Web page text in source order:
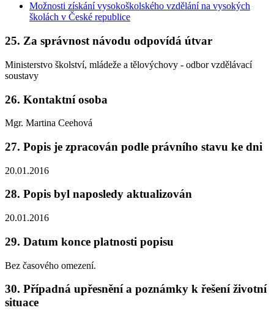
Možnosti získání vysokoškolského vzdělání na vysokých
školách v České republice
25. Za správnost návodu odpovídá útvar
Ministerstvo školství, mládeže a tělovýchovy - odbor vzdělávací
soustavy
26. Kontaktní osoba
Mgr. Martina Ceehová
27. Popis je zpracován podle právního stavu ke dni
20.01.2016
28. Popis byl naposledy aktualizován
20.01.2016
29. Datum konce platnosti popisu
Bez časového omezení.
30. Případná upřesnění a poznámky k řešení životní
situace